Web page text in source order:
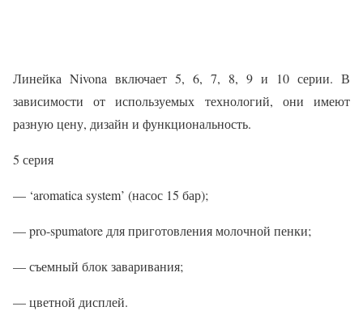
Линейка Nivona включает 5, 6, 7, 8, 9 и 10 серии. В
зависимости от используемых технологий, они имеют
разную цену, дизайн и функциональность.
5 серия
— ‘aromatica system’ (насос 15 бар);
— pro-spumatore для приготовления молочной пенки;
— съемный блок заваривания;
— цветной дисплей.